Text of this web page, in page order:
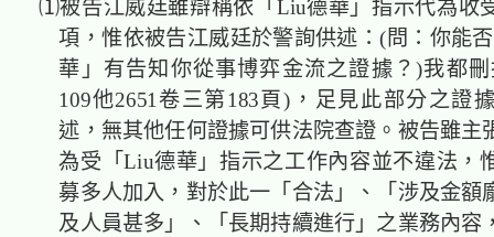
⑴被告江威廷雖辯稱依「Liu德華」指示代為收
項，惟依被告江威廷於警詢供述：(問：你能
華」有告知你從事博弈金流之證據？)我都
109他2651卷三第183頁)，足見此部分之證
述，無其他任何證據可供法院查證。被告雖主
為受「Liu德華」指示之工作內容並不違法，
募多人加入，對於此一「合法」、「涉及金額
及人員甚多」、「長期持續進行」之業務內容